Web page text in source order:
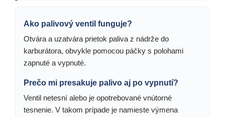
Ako palivový ventil funguje?
Otvára a uzatvára prietok paliva z nádrže do
karburátora, obvykle pomocou páčky s polohami
zapnuté a vypnuté.
Prečo mi presakuje palivo aj po vypnutí?
Ventil netesní alebo je opotrebované vnútorné
tesnenie. V takom prípade je namieste výmena